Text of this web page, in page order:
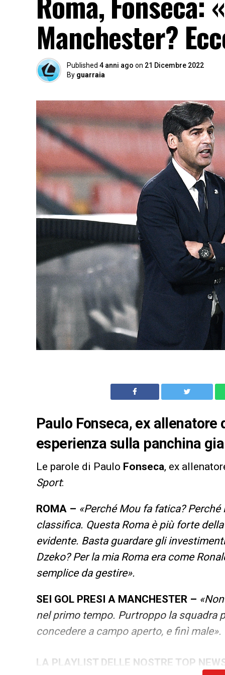
Manchester?
Published 4 anni ago on 21 Dicembre 2022
By guarraia
Paulo Fonseca, ex
esperienza sulla panchina
Le parole di Paulo Fonseca, ex
Sport:
ROMA – «Perché Mou fa fatica? Perché
classifica. Questa Roma è più forte
evidente. Basta guardare gli
Dzeko? Per la mia Roma era come
semplice da gestire».
SEI GOL PRESI A MANCHESTER –
nel primo tempo. Purtroppo la squadra
concedere a campo aperto, e finì male».
LA PLAYLIST DELLE NOSTRE TOP